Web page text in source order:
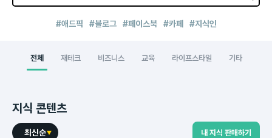
#애드픽 #블로그 #페이스북 #카페 #지식인
전체 재테크 비즈니스 교육 라이프스타일 기타
지식 콘텐츠
최신순 내 지식 판매하기